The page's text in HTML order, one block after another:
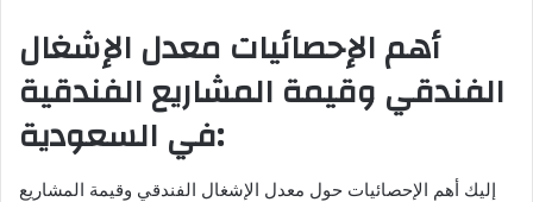
أهم الإحصائيات معدل الإشغال
الفندقي وقيمة المشاريع الفندقية
في السعودية:
إليك أهم الإحصائيات حول معدل الإشغال الفندقي وقيمة المشاريع